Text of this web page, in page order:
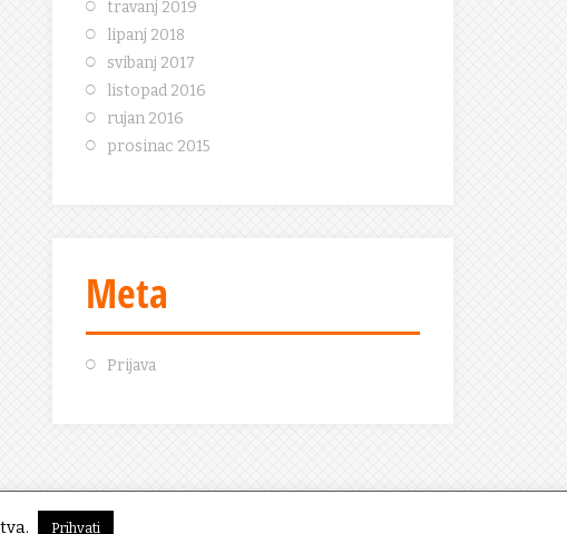
travanj 2019
lipanj 2018
svibanj 2017
listopad 2016
rujan 2016
prosinac 2015
Meta
Prijava
Prihvati